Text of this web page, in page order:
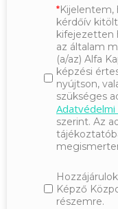
Kijelentem,
kérdőív
kifejezetten
az általam
(a/az) Alfa
képzési
nyújtson,
szükséges
szerint. Az
Képző
részemre.